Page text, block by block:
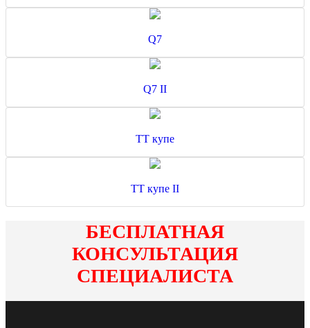
Q7
Q7 II
TT купе
TT купе II
БЕСПЛАТНАЯ
КОНСУЛЬТАЦИЯ
СПЕЦИАЛИСТА